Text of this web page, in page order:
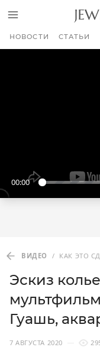
НОВОСТИ СТАТЬИ
00:00
ВИДЕО / КАК ЭТО
Эскиз
Гуашь,
7 АВГУСТА 2020